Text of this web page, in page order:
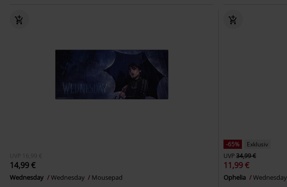
UVP 16,99 €
14,99 €
Wednesday Wednesday Mousepad
-65%
Exklusiv
UVP34,99 €
11,99 €
Ophelia Wednesday